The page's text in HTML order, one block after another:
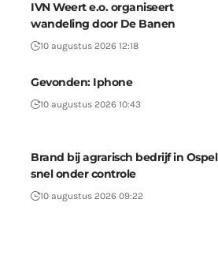
IVN Weert e.o. organiseert
wandeling door De Banen
10 augustus 2026 12:18
Gevonden: Iphone
10 augustus 2026 10:43
Brand bij agrarisch bedrijf in Ospel
snel onder controle
10 augustus 2026 09:22